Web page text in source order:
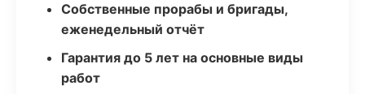
Собственные прорабы и бригады,
еженедельный отчёт
Гарантия до 5 лет на основные виды
работ